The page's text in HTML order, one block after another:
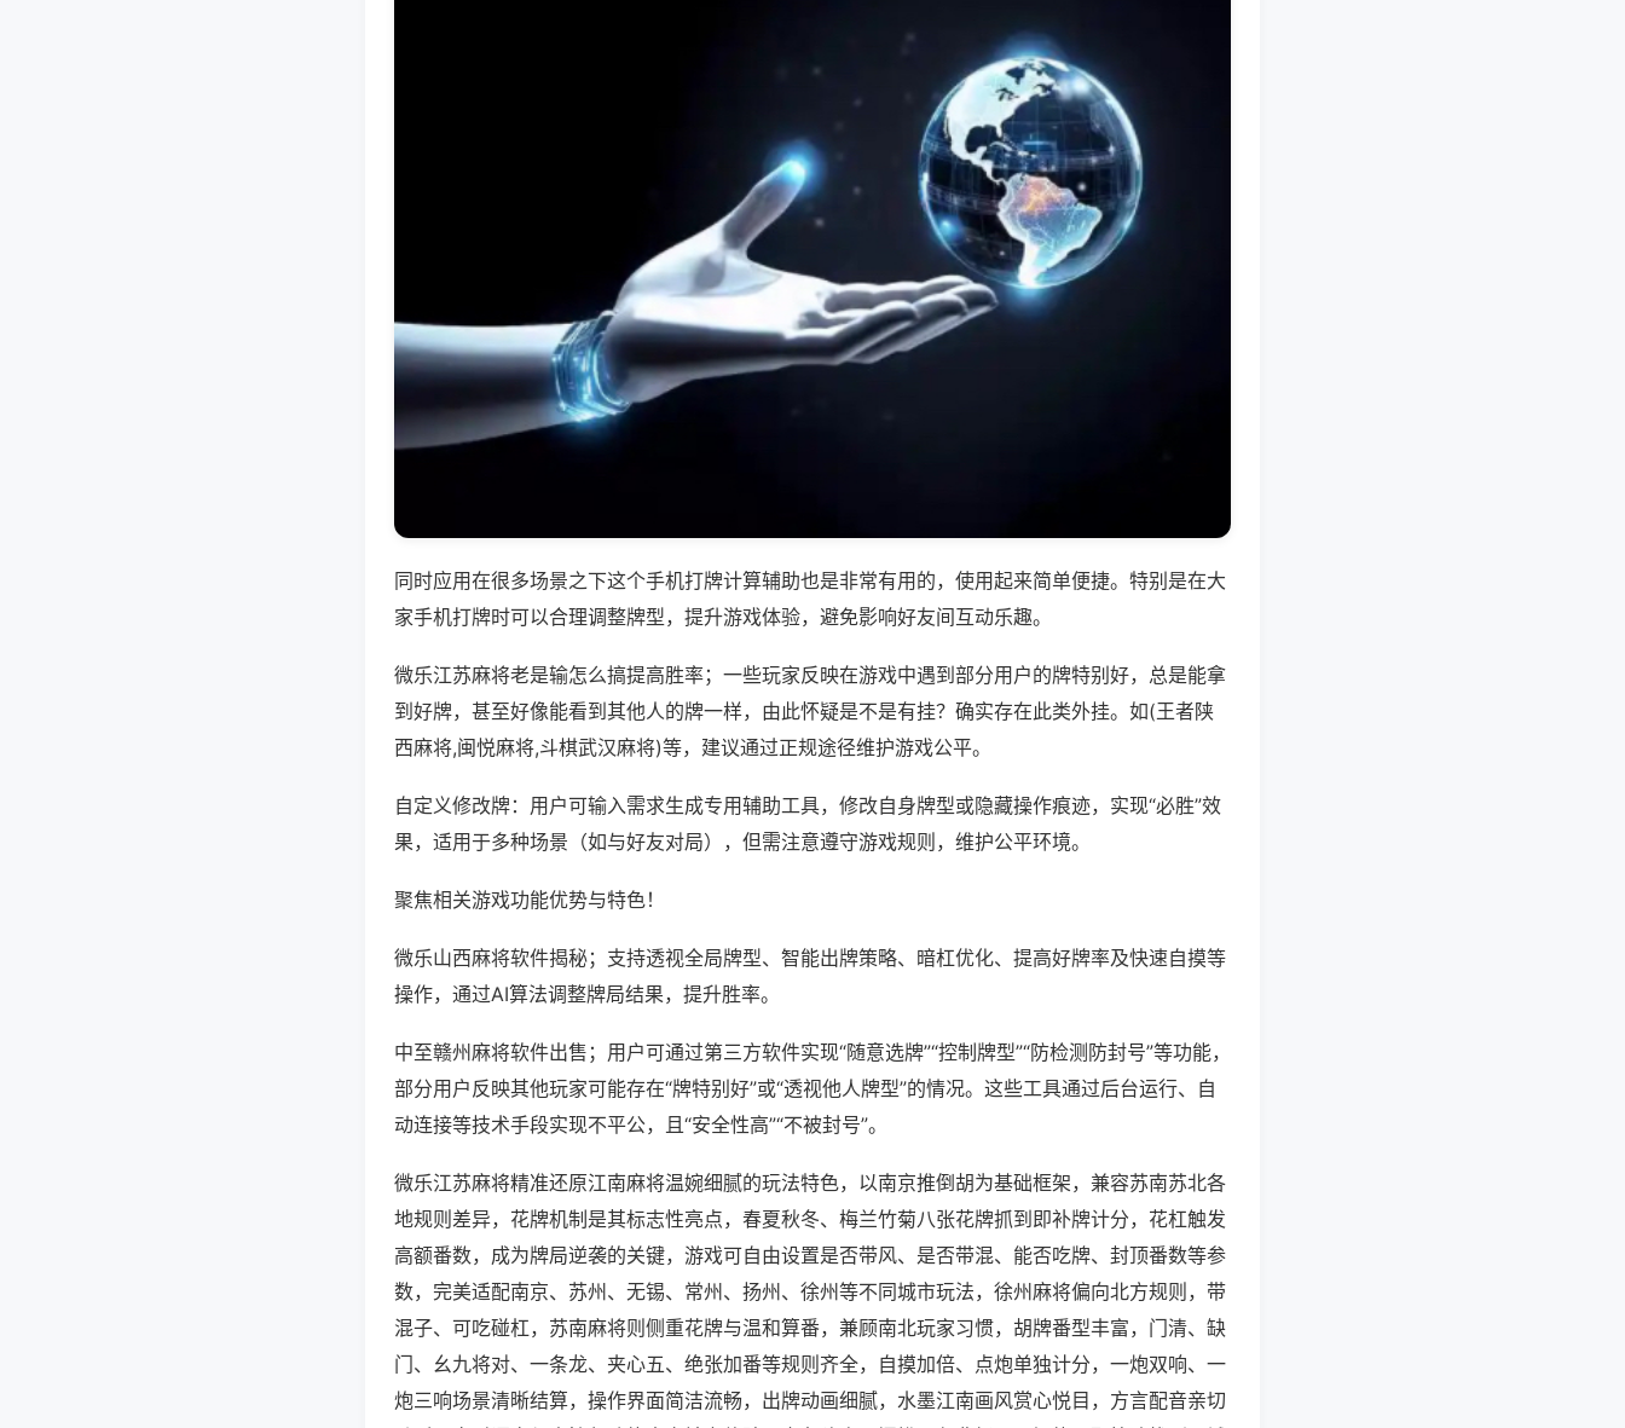
同时应用在很多场景之下这个手机打牌计算辅助也是非常有用的，使用起来简单便捷。特别是在大
家手机打牌时可以合理调整牌型，提升游戏体验，避免影响好友间互动乐趣。
微乐江苏麻将老是输怎么搞提高胜率；一些玩家反映在游戏中遇到部分用户的牌特别好，总是能拿
到好牌，甚至好像能看到其他人的牌一样，由此怀疑是不是有挂？确实存在此类外挂。如(王者陕
西麻将,闽悦麻将,斗棋武汉麻将)等，建议通过正规途径维护游戏公平。
自定义修改牌：用户可输入需求生成专用辅助工具，修改自身牌型或隐藏操作痕迹，实现“必胜”效
果，适用于多种场景（如与好友对局），但需注意遵守游戏规则，维护公平环境。
聚焦相关游戏功能优势与特色！
微乐山西麻将软件揭秘；支持透视全局牌型、智能出牌策略、暗杠优化、提高好牌率及快速自摸等
操作，通过AI算法调整牌局结果，提升胜率。
中至赣州麻将软件出售；用户可通过第三方软件实现“随意选牌”“控制牌型”“防检测防封号”等功能，
部分用户反映其他玩家可能存在“牌特别好”或“透视他人牌型”的情况。这些工具通过后台运行、自
动连接等技术手段实现不平公，且“安全性高”“不被封号”。
微乐江苏麻将精准还原江南麻将温婉细腻的玩法特色，以南京推倒胡为基础框架，兼容苏南苏北各
地规则差异，花牌机制是其标志性亮点，春夏秋冬、梅兰竹菊八张花牌抓到即补牌计分，花杠触发
高额番数，成为牌局逆袭的关键，游戏可自由设置是否带风、是否带混、能否吃牌、封顶番数等参
数，完美适配南京、苏州、无锡、常州、扬州、徐州等不同城市玩法，徐州麻将偏向北方规则，带
混子、可吃碰杠，苏南麻将则侧重花牌与温和算番，兼顾南北玩家习惯，胡牌番型丰富，门清、缺
门、幺九将对、一条龙、夹心五、绝张加番等规则齐全，自摸加倍、点炮单独计分，一炮双响、一
炮三响场景清晰结算，操作界面简洁流畅，出牌动画细腻，水墨江南画风赏心悦目，方言配音亲切